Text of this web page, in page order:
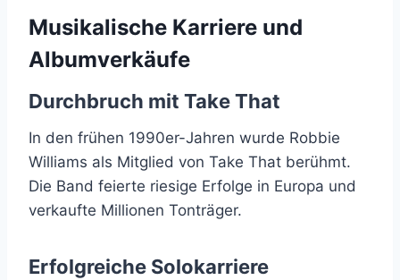
Musikalische Karriere und
Albumverkäufe
Durchbruch mit Take That
In den frühen 1990er-Jahren wurde Robbie
Williams als Mitglied von Take That berühmt.
Die Band feierte riesige Erfolge in Europa und
verkaufte Millionen Tonträger.
Erfolgreiche Solokarriere